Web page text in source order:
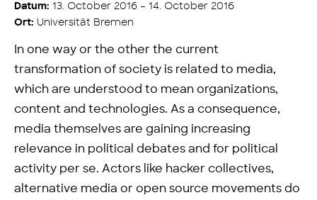
Datum: 13. October 2016 – 14. October 2016
Ort: Universität Bremen
In one way or the other the current
transformation of society is related to media,
which are understood to mean organizations,
content and technologies. As a consequence,
media themselves are gaining increasing
relevance in political debates and for political
activity per se. Actors like hacker collectives,
alternative media or open source movements do